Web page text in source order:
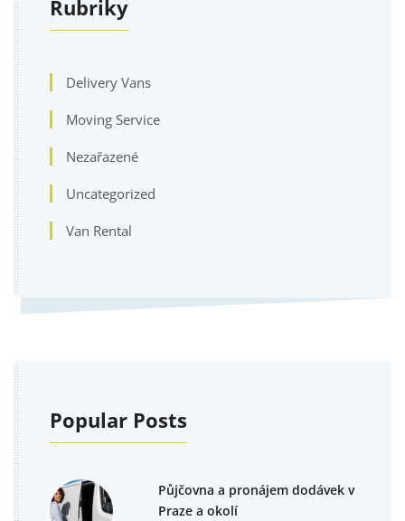
Rubriky
Delivery Vans
Moving Service
Nezařazené
Uncategorized
Van Rental
Popular Posts
Půjčovna a pronájem dodávek v
Praze a okolí